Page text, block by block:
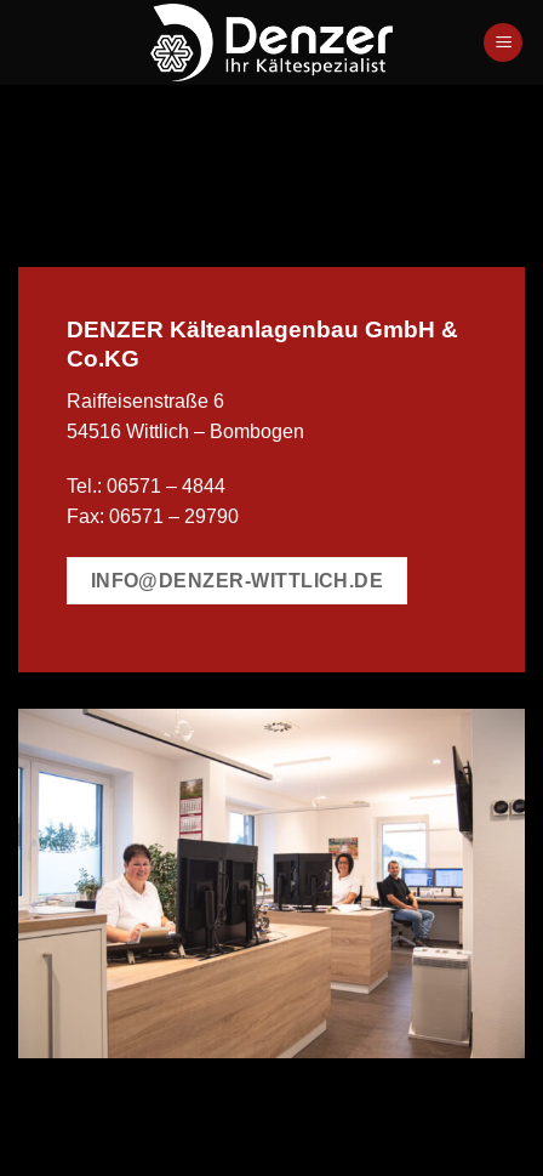
DENZER Kälteanlagenbau GmbH &
Co.KG
Raiffeisenstraße 6
54516 Wittlich – Bombogen
Tel.: 06571 – 4844
Fax: 06571 – 29790
INFO@DENZER-WITTLICH.DE